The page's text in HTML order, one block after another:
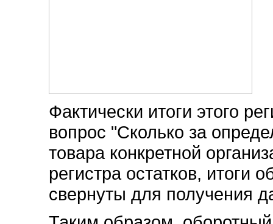
Фактически итоги этого
вопрос "Сколько за
товара конкретной
регистра остатков, итоги
свернуты для получения